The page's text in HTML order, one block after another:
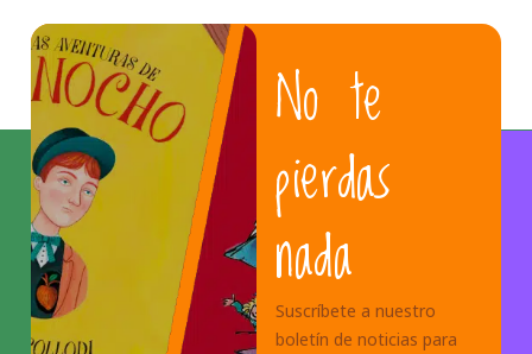
No te
pierdas
nada
Suscríbete a nuestro
boletín de noticias para